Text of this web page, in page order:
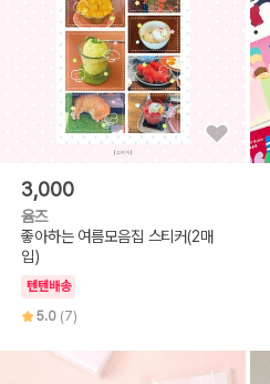
3,000
윰즈
좋아하는 여름모음집 스티커(2매
입)
텐텐배송
5.0 (7)